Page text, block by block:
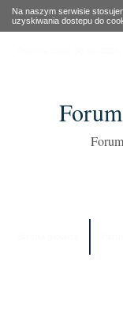
Na naszym serwisie
uzyskiwania dostepu do